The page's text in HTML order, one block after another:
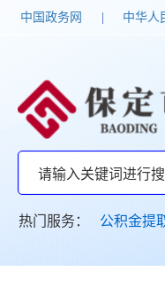
中国政务网 中华人
热门服务： 公积金提